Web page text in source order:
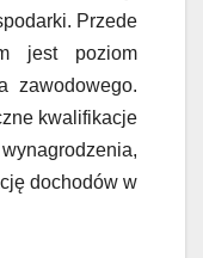
Przede
jest poziom
zawodowego.
kwalifikacje
dochodów w